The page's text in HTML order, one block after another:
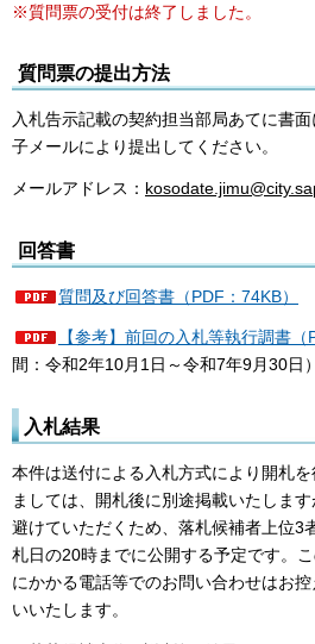
※質問票の受付は終了しました。
質問票の提出方法
入札告示記載の契約担当部局あてに書
子メールにより提出してください。
メールアドレス：
回答書
質問及び回答書（PDF：74KB）
【参考】前回の入札等執行調書（
間：令和2年10月1日～令和7年9月30日）
入札結果
本件は送付による入札方式により開札
ましては、開札後に別途掲載いたしま
避けていただくため、落札候補者上位3
札日の20時までに公開する予定です。
にかかる電話等でのお問い合わせはお
いいたします。